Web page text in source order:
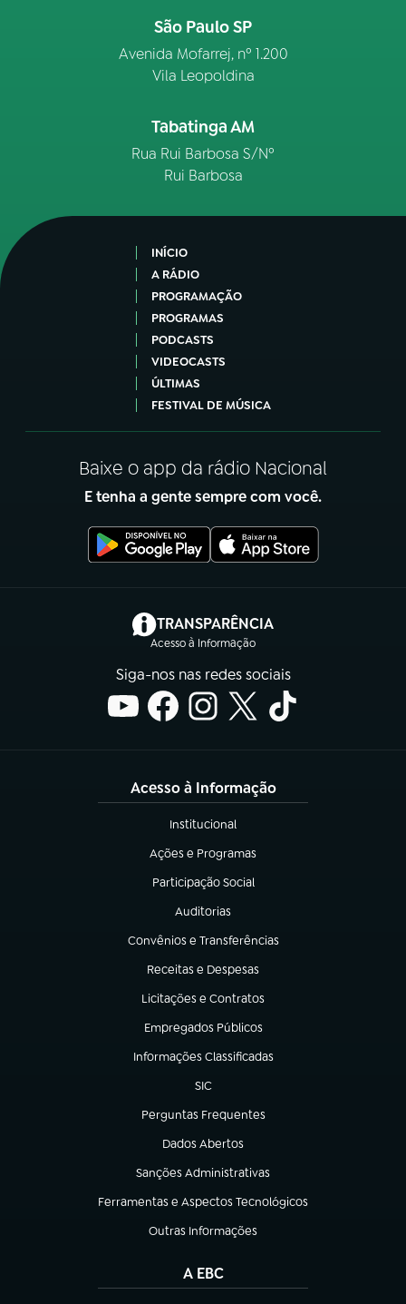
São Paulo SP
Avenida Mofarrej, nº 1.200
Vila Leopoldina
Tabatinga AM
Rua Rui Barbosa S/Nº
Rui Barbosa
INÍCIO
A RÁDIO
PROGRAMAÇÃO
PROGRAMAS
PODCASTS
VIDEOCASTS
ÚLTIMAS
FESTIVAL DE MÚSICA
Baixe o app da rádio Nacional
E tenha a gente sempre com você.
TRANSPARÊNCIA
Acesso à Informação
(abre em nova aba)
Siga-nos nas redes sociais
Acesso à Informação
Institucional
(abre em nova aba)
Ações e Programas
(abre em nova aba)
Participação Social
(abre em nova aba)
Auditorias
(abre em nova aba)
Convênios e Transferências
(abre em nova aba)
Receitas e Despesas
(abre em nova aba)
Licitações e Contratos
(abre em nova aba)
Empregados Públicos
(abre em nova aba)
Informações Classificadas
(abre em nova aba)
SIC
(abre em nova aba)
Perguntas Frequentes
(abre em nova aba)
Dados Abertos
(abre em nova aba)
Sanções Administrativas
(abre em nova aba)
Ferramentas e Aspectos Tecnológicos
(abre em nova aba)
Outras Informações
(abre em nova aba)
A EBC